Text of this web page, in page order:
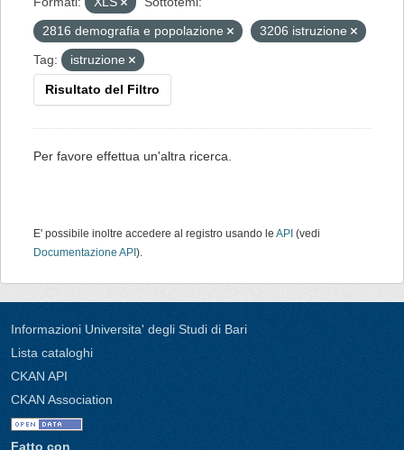
2816 demografia e popolazione
3206 istruzione
Tag:
istruzione
Risultato del Filtro
Per favore effettua un'altra ricerca.
E' possibile inoltre accedere al registro usando le API (vedi
Documentazione API ).
Informazioni Universita' degli Studi di Bari
Lista cataloghi
CKAN API
CKAN Association
Fatto con